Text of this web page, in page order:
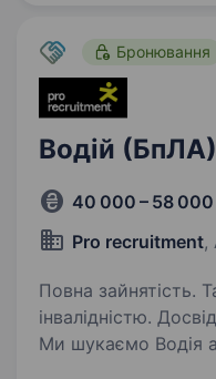
Бронювання
Водій (БпЛА)
40 000 – 58 000
Pro recruitment,
Повна зайнятість.
інвалідністю.
Ми шукаємо Водія